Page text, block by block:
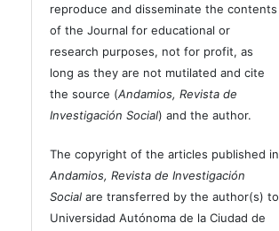
reproduce and disseminate the contents
of the Journal for educational or
research purposes, not for profit, as
long as they are not mutilated and cite
the source (Andamios, Revista de
Investigación Social) and the author.
The copyright of the articles published in
Andamios, Revista de Investigación
Social are transferred by the author(s) to
Universidad Autónoma de la Ciudad de